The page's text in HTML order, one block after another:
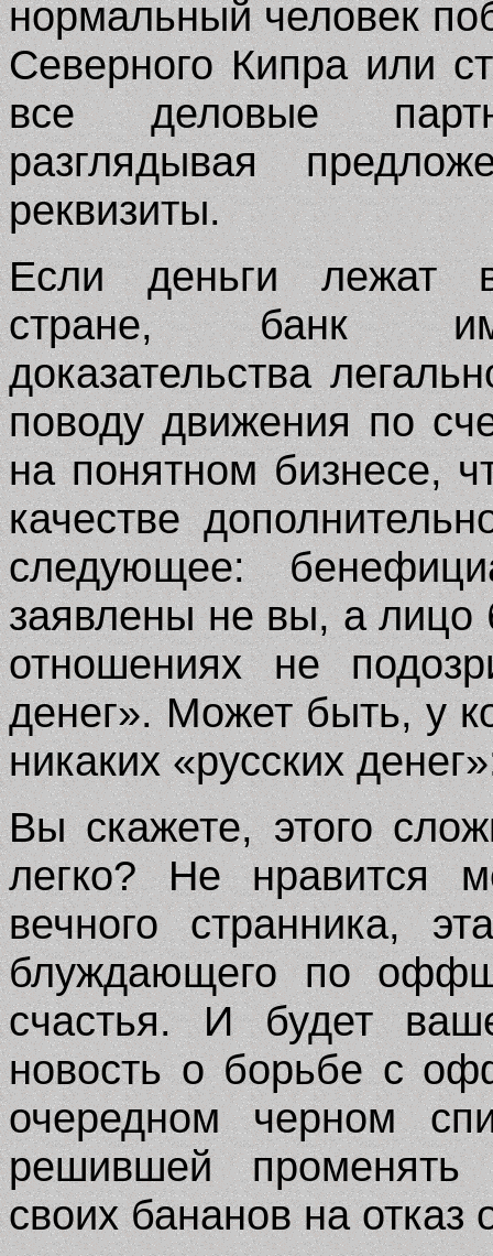
нормальный человек
Северного Кипра или
все деловые
разглядывая
реквизиты.
Если деньги лежат
стране, банк
доказательства
поводу движения по
на понятном бизнесе,
качестве
следующее:
заявлены не вы, а лицо
отношениях не
денег». Может быть, у
никаких «русских
Вы скажете, этого
легко? Не нравится
вечного странника,
блуждающего по
счастья. И будет
новость о борьбе с
очередном черном
решившей
своих бананов на отказ